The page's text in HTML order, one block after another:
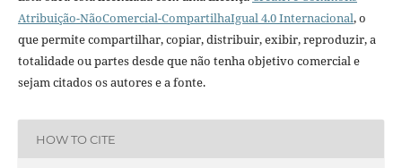
Atribuição-NãoComercial-CompartilhaIgual 4.0 Internacional, o
que permite compartilhar, copiar, distribuir, exibir, reproduzir, a
totalidade ou partes desde que não tenha objetivo comercial e
sejam citados os autores e a fonte.
HOW TO CITE